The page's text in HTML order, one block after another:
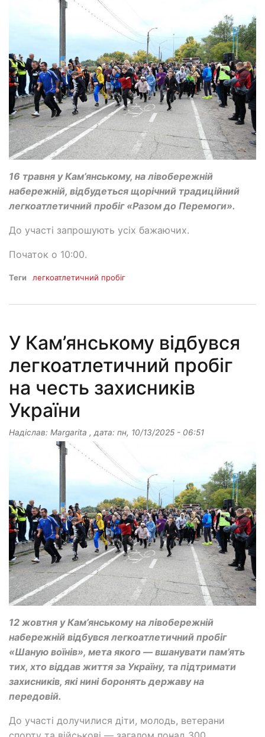
16 травня у Кам’янському, на лівобережній
набережній, відбудеться щорічний традиційний
легкоатлетичний пробіг «Разом до Перемоги».
До участі запрошують усіх бажаючих.
Початок о 10:00.
Теги легкоатлетичний пробіг
У Кам’янському відбувся
легкоатлетичний пробіг
на честь захисників
України
Надіслав: Margarita , дата: пн, 10/13/2025 - 06:51
12 жовтня у Кам’янському на лівобережній
набережній відбувся легкоатлетичний пробіг
«Шаную воїнів», мета якого — вшанувати пам’ять
тих, хто віддав життя за Україну, та підтримати
захисників, які нині боронять державу на
передовій.
До участі долучилися діти, молодь, ветерани